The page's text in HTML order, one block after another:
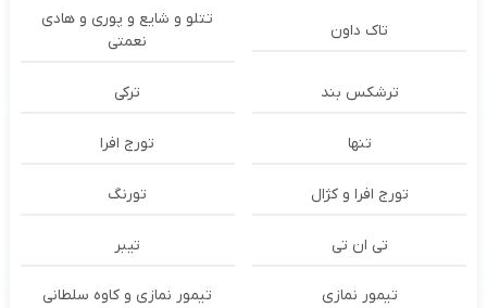
تاک داون
تتلو و شایع و پوری و هادی
نعمتی
ترشكس بند ترکی
تنها تورج افرا
تورج افرا و کژال تورنگ
تی ان تی تیبر
تیمور نمازی تیمور نمازی و کاوه سلطانی